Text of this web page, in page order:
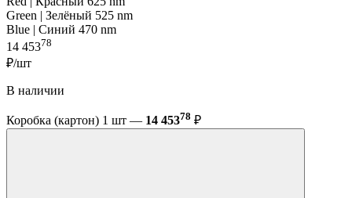
Green | Зелёный 525 nm
Blue | Синий 470 nm
14 45378
₽/шт
В наличии
Коробка (картон) 1 шт — 14 45378 ₽